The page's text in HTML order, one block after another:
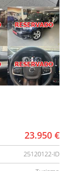
23.950 €
25120122-ID